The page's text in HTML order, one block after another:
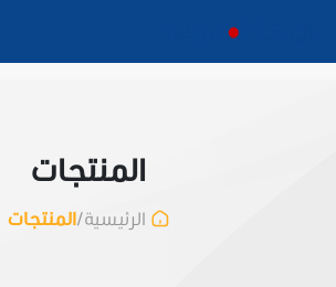
المنتجات
الرئيسية/المنتجات